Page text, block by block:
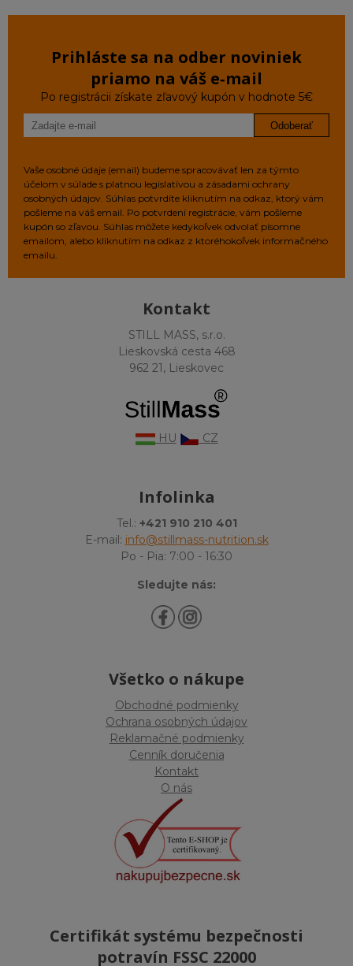
Prihláste sa na odber noviniek
priamo na váš e‑mail
Po registrácii získate zľavový kupón v hodnote 5€
Odoberať
Vaše osobné údaje (email) budeme spracovávať len za týmto
účelom v súlade s platnou legislatívou a zásadami ochrany
osobných údajov. Súhlas potvrdíte kliknutím na odkaz, ktorý vám
pošleme na váš email. Po potvrdení registrácie, vám pošleme
kupón so zľavou. Súhlas môžete kedykoľvek odvolať písomne
emailom, alebo kliknutím na odkaz z ktoréhokoľvek informačného
emailu.
Kontakt
STILL MASS, s.r.o.
Lieskovská cesta 468
962 21, Lieskovec
HU CZ
Infolinka
Tel.: +421 910 210 401
E-mail: info@stillmass-nutrition.sk
Po - Pia: 7:00 - 16:30
Sledujte nás:
Všetko o nákupe
Obchodné podmienky
Ochrana osobných údajov
Reklamačné podmienky
Cenník doručenia
Kontakt
O nás
Certifikát systému bezpečnosti
potravín FSSC 22000